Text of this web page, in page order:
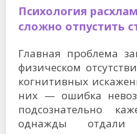
Психология
сложно отпустить
Главная проблема
физическом
когнитивных
них — ошибка
подсознательно
однажды